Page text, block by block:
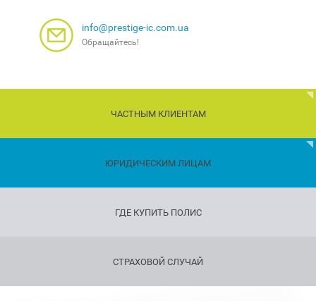
info@prestige-ic.com.ua
Обращайтесь!
ЧАСТНЫМ КЛИЕНТАМ
ЮРИДИЧЕСКИМ ЛИЦАМ
ГДЕ КУПИТЬ ПОЛИС
СТРАХОВОЙ СЛУЧАЙ